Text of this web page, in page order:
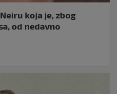
koja je, zbog
od nedavno